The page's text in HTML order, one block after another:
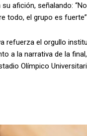
afición, señalando:
todo, el grupo es
refuerza el orgullo
a la narrativa de la
Olímpico